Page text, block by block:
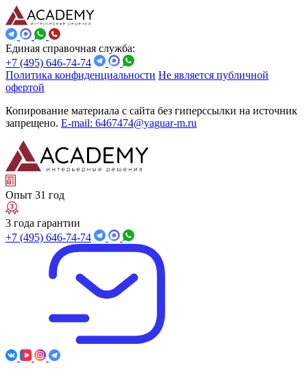
Единая справочная служба:
+7 (495) 646-74-74
Политика конфиденциальности Не является публичной
офертой
Копирование материала с сайта без гиперссылки на источник
запрещено. E-mail: 6467474@yaguar-m.ru
Опыт 31 год
3 года гарантии
+7 (495) 646-74-74